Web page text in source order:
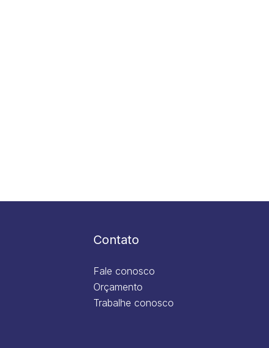
Contato
Fale conosco
Orçamento
Trabalhe conosco